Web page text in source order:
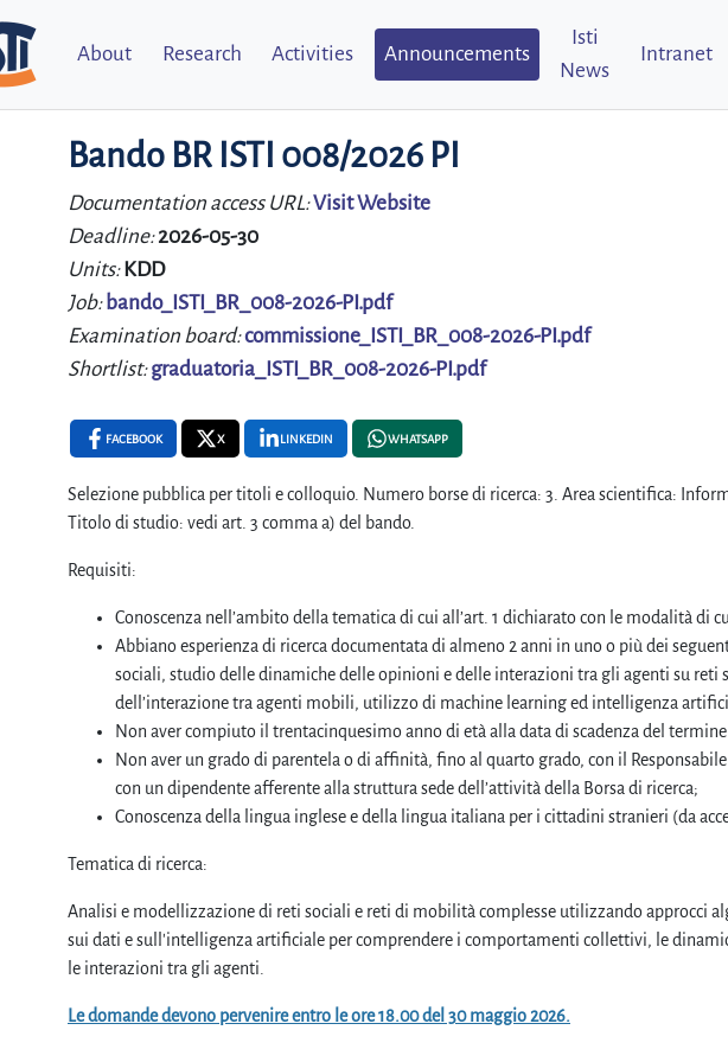
About Research Activities Announcements
Isti
News
Intranet
Bando BR ISTI 008/2026 PI
Documentation access URL:Visit Website
Deadline:2026-05-30
Units: KDD
Job: bando_ISTI_BR_008-2026-PI.pdf
Examination board:commissione_ISTI_BR_008-2026-PI.pdf
Shortlist:graduatoria_ISTI_BR_008-2026-PI.pdf
FACEBOOK X LINKEDIN WHATSAPP
Selezione pubblica per titoli e colloquio. Numero borse di ricerca: 3. Area scientifica:
Titolo di studio: vedi art. 3 comma a) del bando.
Requisiti:
Conoscenza nell’ambito della tematica di cui all’art. 1 dichiarato con le modalità di
Abbiano esperienza di ricerca documentata di almeno 2 anni in uno o più dei
sociali, studio delle dinamiche delle opinioni e delle interazioni tra gli agenti su
dell’interazione tra agenti mobili, utilizzo di machine learning ed intelligenza
Non aver compiuto il trentacinquesimo anno di età alla data di scadenza del
Non aver un grado di parentela o di affinità, fino al quarto grado, con il
con un dipendente afferente alla struttura sede dell’attività della Borsa di ricerca;
Conoscenza della lingua inglese e della lingua italiana per i cittadini stranieri (da
Tematica di ricerca:
Analisi e modellizzazione di reti sociali e reti di mobilità complesse utilizzando approcci
sui dati e sull'intelligenza artificiale per comprendere i comportamenti collettivi, le
le interazioni tra gli agenti.
Le domande devono pervenire entro le ore 18.00 del 30 maggio 2026.